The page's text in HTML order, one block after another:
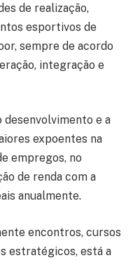
de realização,
esportivos de
sempre de acordo
integração e
desenvolvimento e a
expoentes na
empregos, no
de renda com a
anualmente.
encontros, cursos
estratégicos, está a